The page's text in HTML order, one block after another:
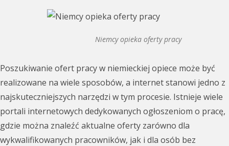
Niemcy opieka oferty pracy
Poszukiwanie ofert pracy w niemieckiej opiece może być
realizowane na wiele sposobów, a internet stanowi jedno z
najskuteczniejszych narzędzi w tym procesie. Istnieje wiele
portali internetowych dedykowanych ogłoszeniom o pracę,
gdzie można znaleźć aktualne oferty zarówno dla
wykwalifikowanych pracowników, jak i dla osób bez